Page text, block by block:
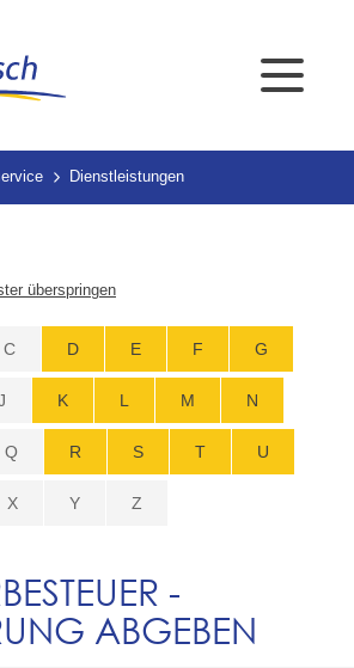
Dienstleistungen
überspringen
C D E F G
K L M N
Q R S T U
X Y Z
-
ABGEBEN